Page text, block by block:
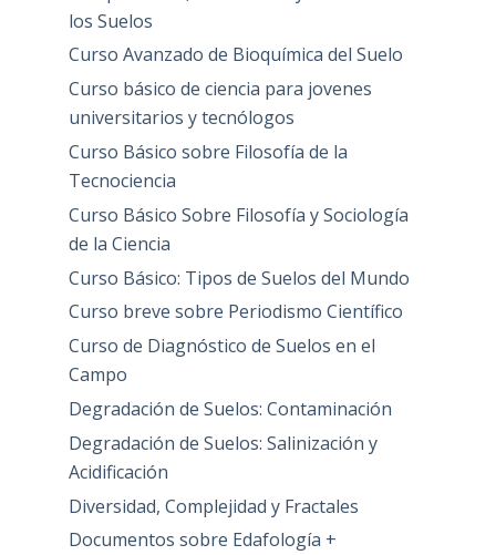
los Suelos
Curso Avanzado de Bioquímica del Suelo
Curso básico de ciencia para jovenes
universitarios y tecnólogos
Curso Básico sobre Filosofía de la
Tecnociencia
Curso Básico Sobre Filosofía y Sociología
de la Ciencia
Curso Básico: Tipos de Suelos del Mundo
Curso breve sobre Periodismo Científico
Curso de Diagnóstico de Suelos en el
Campo
Degradación de Suelos: Contaminación
Degradación de Suelos: Salinización y
Acidificación
Diversidad, Complejidad y Fractales
Documentos sobre Edafología +